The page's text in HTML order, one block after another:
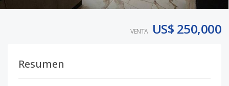
VENTA US$ 250,000
Resumen